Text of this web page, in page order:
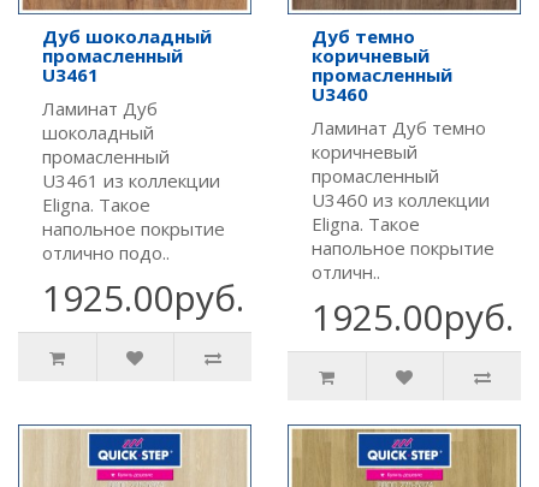
Дуб шоколадный
промасленный
U3461
Ламинат Дуб
шоколадный
промасленный
U3461 из коллекции
Eligna. Такое
напольное покрытие
отлично подо..
1925.00руб.
Дуб темно
коричневый
промасленный
U3460
Ламинат Дуб темно
коричневый
промасленный
U3460 из коллекции
Eligna. Такое
напольное покрытие
отличн..
1925.00руб.